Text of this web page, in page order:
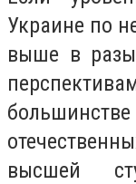
Украине по
выше в разы
высшей